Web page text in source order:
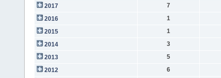
2017
7
2016
1
2015
1
2014
3
2013
5
2012
6